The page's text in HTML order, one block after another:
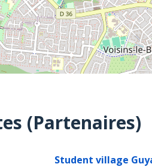
(Partenaires)
Student village